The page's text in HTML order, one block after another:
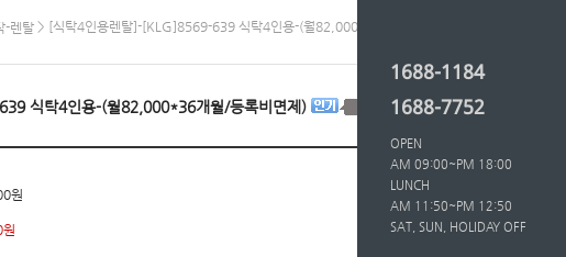
-렌탈 > [식탁4인용렌탈]-[KLG]8569-639 식탁4인용-(월82,000*36개월/등록비면제)
식탁4인용-(월82,000*36개월/등록비면제)
원
원
1688-1184
1688-7752
OPEN
AM 09:00~PM 18:00
LUNCH
AM 11:50~PM 12:50
SAT, SUN, HOLIDAY OFF